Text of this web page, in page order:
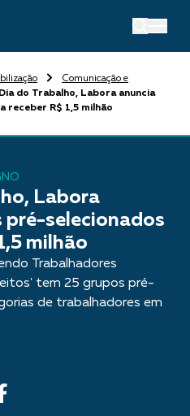
Comunicação e
do Trabalho, Labora anuncia
receber R$ 1,5 milhão
Labora
selecionados
milhão
Trabalhadores
tem 25 grupos pré-
de trabalhadores em